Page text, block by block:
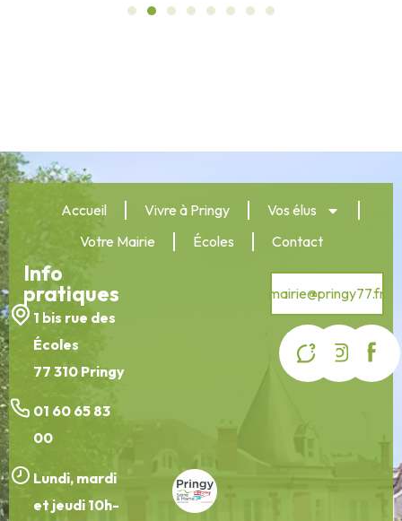
Accueil Vivre à Pringy
Vos élus
Votre Mairie
Écoles Contact
Info
pratiques
1 bis rue des
Écoles
77 310 Pringy
01 60 65 83
00
Lundi, mardi
et jeudi 10h-
mairie@pringy77.fr